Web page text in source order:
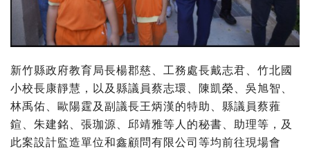
新竹縣政府教育局長楊郡慈、工務處長戴志君、竹北國
小校長康靜慧，以及縣議員蔡志環、陳凱榮、吳旭智、
林禹佑、歐陽霆及副議長王炳漢的特助、縣議員蔡蕥
鍹、朱建銘、張珈源、邱靖雅等人的秘書、助理等，及
此案設計監造單位和鑫顧問有限公司等均前往現場會